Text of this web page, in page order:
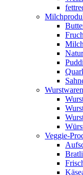
Milch
Wurstwaren
Veggie-